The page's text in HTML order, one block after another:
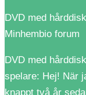
DVD med
Minhembio forum
DVD med
spelare: Hej! När
knappt två år